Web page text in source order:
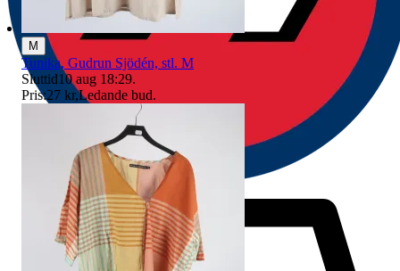
M
Tunika, Gudrun Sjödén, stl. M
Sluttid10 aug 18:29.
Pris:27 kr,Ledande bud.